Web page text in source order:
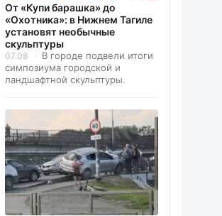
От «Купи барашка» до
«Охотника»: в Нижнем Тагиле
установят необычные
скульптуры
07.08
В городе подвели итоги
симпозиума городской и
ландшафтной скульптуры.